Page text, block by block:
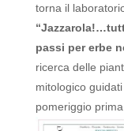
torna il
passi per erbe
ricerca delle
mitologico
pomeriggio